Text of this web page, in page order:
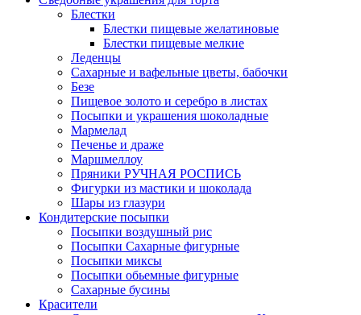
Блестки
Блестки пищевые желатиновые
Блестки пищевые мелкие
Леденцы
Сахарные и вафельные цветы, бабочки
Безе
Пищевое золото и серебро в листах
Посыпки и украшения шоколадные
Мармелад
Печенье и драже
Маршмеллоу
Пряники РУЧНАЯ РОСПИСЬ
Фигурки из мастики и шоколада
Шары из глазури
Кондитерские посыпки
Посыпки воздушный рис
Посыпки Сахарные фигурные
Посыпки миксы
Посыпки обьемные фигурные
Сахарные бусины
Красители